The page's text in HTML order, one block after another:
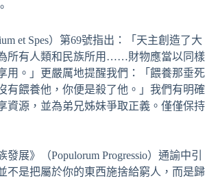
et Spes）第69號指出：「天主創造了大
所有人類和民族所用……財物應當以同樣
用。」更嚴厲地提醒我們：「餵養那垂死
有餵養他，你便是殺了他。」我們有明確
資源，並為弟兄姊妹爭取正義。僅僅保持
展》（Populorum Progressio）通諭中引
不是把屬於你的東西施捨給窮人，而是歸